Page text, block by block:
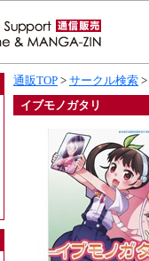
通販TOP > サークル検索 >
イブモノガタリ